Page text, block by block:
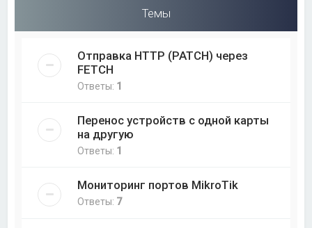
Темы
Отправка HTTP (PATCH) через
FETCH
Ответы: 1
Перенос устройств с одной карты
на другую
Ответы: 1
Мониторинг портов MikroTik
Ответы: 7